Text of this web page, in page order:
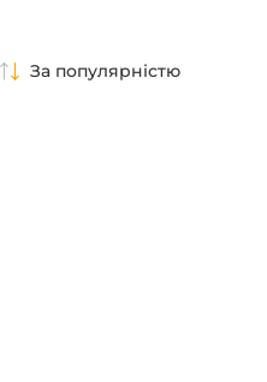
За популярністю